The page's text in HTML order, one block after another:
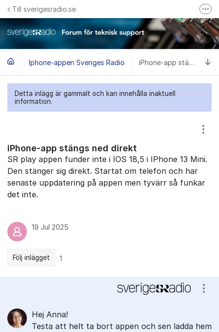
Hoppa till innehåll
Till sverigesradio.se
Frågor & svar om Sveriges Radio
Felanmäl problem med radiomottagning hos Teracom
Iphone-appen Sveriges Radio iPhone-app stängs ned direkt
Detta inlägg är gammalt och kan innehålla inaktuell
information.
iPhone-app stängs ned direkt
SR play appen funder inte i IOS 18,5 i IPhone 13 Mini.
Den stänger sig direkt. Startat om telefon och har
senaste uppdatering på appen men tyvärr så funkar
det inte.
19 Jul 2025
Följ inlägget 1
Hej Anna!
Testa att helt ta bort appen och sen ladda hem